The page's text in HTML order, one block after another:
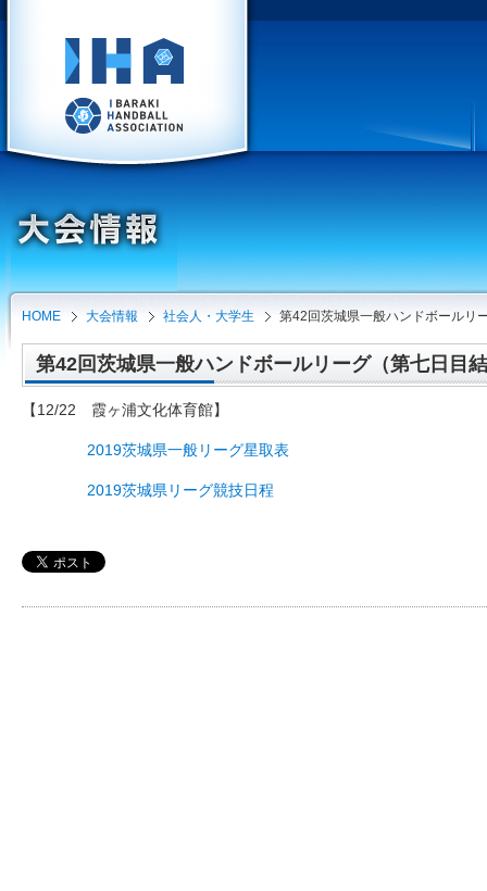
HOME 大会情報 社会人・大学生 第42回茨城県一般ハンドボールリ
第42回茨城県一般ハンドボールリーグ（第七日目
【12/22 霞ヶ浦文化体育館】
2019茨城県一般リーグ星取表
2019茨城県リーグ競技日程